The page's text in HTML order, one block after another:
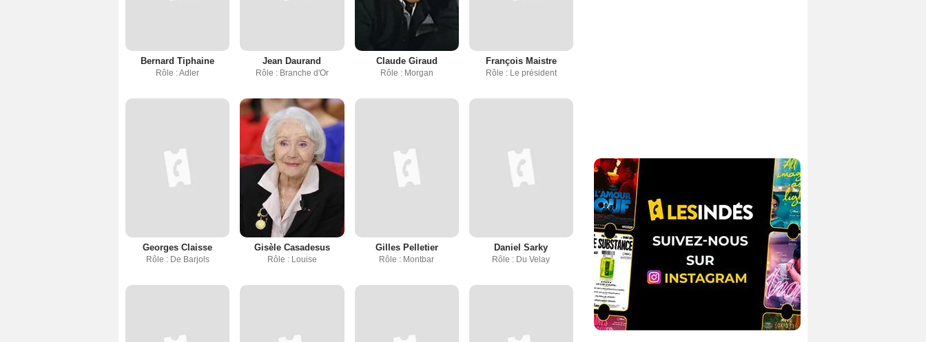
Bernard Tiphaine
Rôle : Adler
Jean Daurand
Rôle : Branche d'Or
Claude Giraud
Rôle : Morgan
François Maistre
Rôle : Le président
Georges Claisse
Rôle : De Barjols
Gisèle Casadesus
Rôle : Louise
Gilles Pelletier
Rôle : Montbar
Daniel Sarky
Rôle : Du Velay